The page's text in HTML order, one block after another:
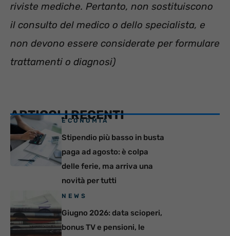
riviste mediche. Pertanto, non sostituiscono
il consulto del medico o dello specialista, e
non devono essere considerate per formulare
trattamenti o diagnosi)
ARTICOLI RECENTI
ECONOMIA
Stipendio più basso in busta
paga ad agosto: è colpa
delle ferie, ma arriva una
novità per tutti
NEWS
Giugno 2026: data scioperi,
bonus TV e pensioni, le